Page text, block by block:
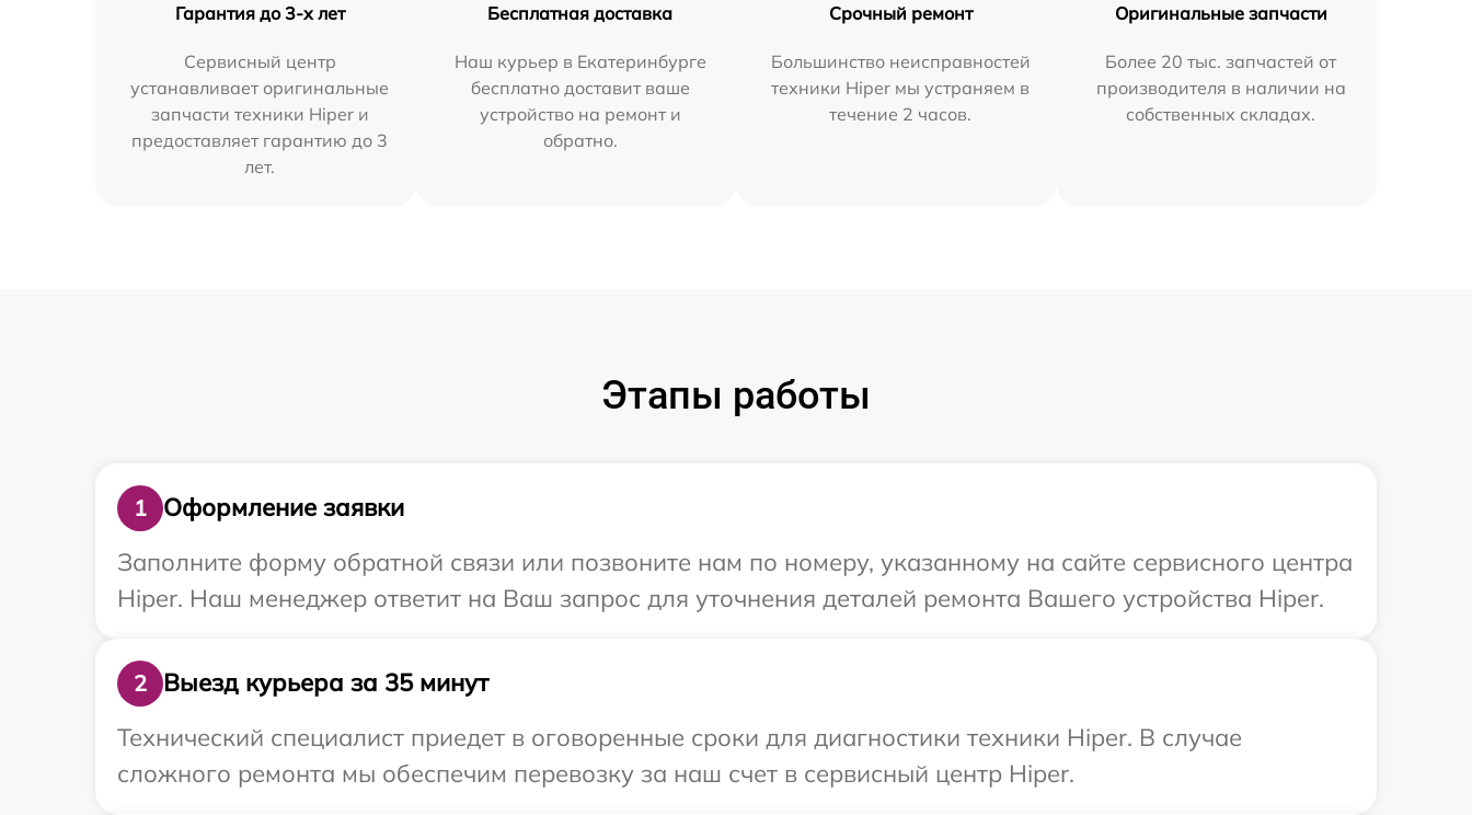
Гарантия до 3-х лет
Сервисный центр
устанавливает оригинальные
запчасти техники Hiper и
предоставляет гарантию до 3
лет.
Бесплатная доставка
Наш курьер в Екатеринбурге
бесплатно доставит ваше
устройство на ремонт и
обратно.
Срочный ремонт
Большинство неисправностей
техники Hiper мы устраняем в
течение 2 часов.
Оригинальные запчасти
Более 20 тыс. запчастей от
производителя в наличии на
собственных складах.
Этапы работы
1
Оформление заявки
Заполните форму обратной связи или позвоните нам по номеру, указанному на сайте сервисного центра
Hiper. Наш менеджер ответит на Ваш запрос для уточнения деталей ремонта Вашего устройства Hiper.
2
Выезд курьера за 35 минут
Технический специалист приедет в оговоренные сроки для диагностики техники Hiper. В случае
сложного ремонта мы обеспечим перевозку за наш счет в сервисный центр Hiper.